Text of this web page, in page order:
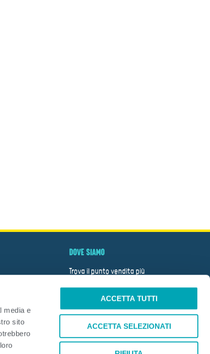
media e
sito
ACCETTA TUTTI
ACCETTA SELEZIONATI
DOVE SIAMO
Trova il punto vendita più